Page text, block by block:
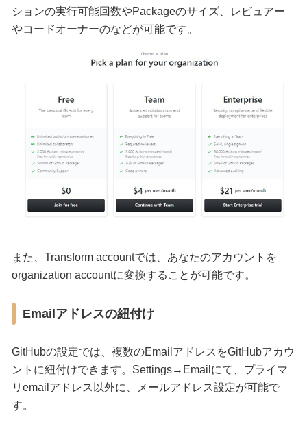
ションの実行可能回数やPackageのサイズ、レビュアー
やコードオーナーのなどが可能です。
また、Transform accountでは、あなたのアカウントを
organization accountに変換することが可能です。
Emailアドレスの紐付け
GitHubの設定では、複数のEmailアドレスをGitHubアカウ
ントに紐付けできます。Settings→Emailにて、プライマ
リemailアドレス以外に、メールアドレス設定が可能で
す。